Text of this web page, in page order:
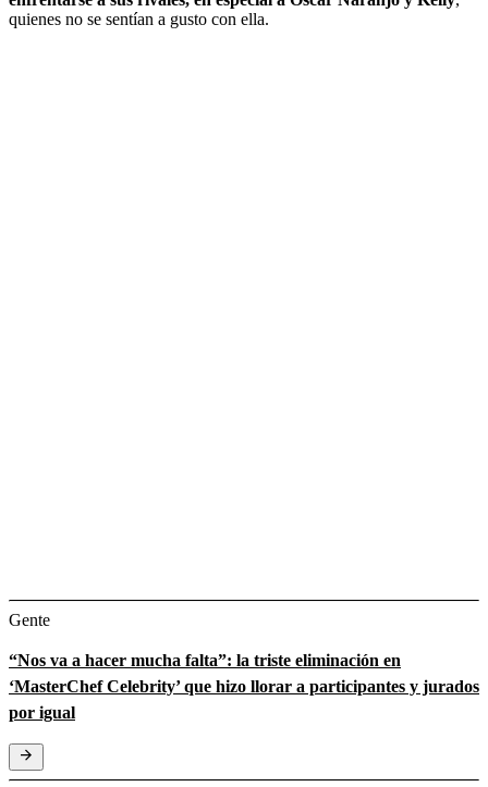
quienes no se sentían a gusto con ella.
Gente
“Nos va a hacer mucha falta”: la triste eliminación en
‘MasterChef Celebrity’ que hizo llorar a participantes y jurados
por igual